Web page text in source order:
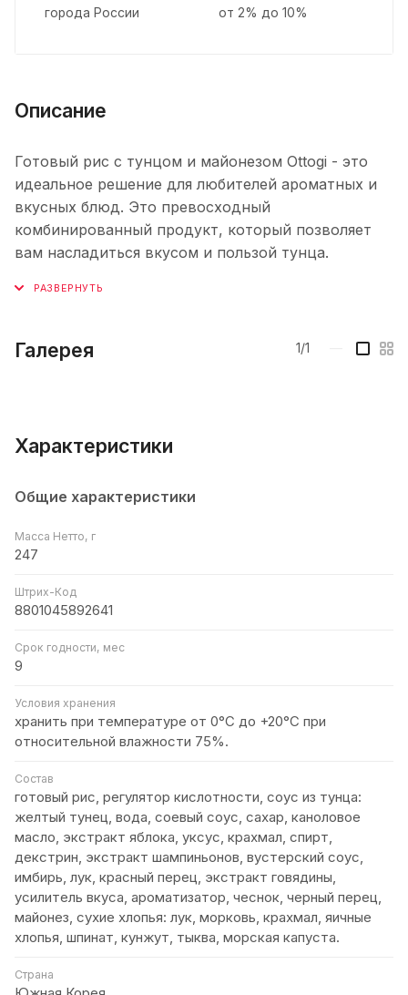
города России
от 2% до 10%
Описание
Готовый рис с тунцом и майонезом Ottogi - это
идеальное решение для любителей ароматных и
вкусных блюд. Это превосходный
комбинированный продукт, который позволяет
вам насладиться вкусом и пользой тунца.
Галерея 1/1
Характеристики
Общие характеристики
Масса Нетто, г
247
Штрих-Код
8801045892641
Срок годности, мес
9
Условия хранения
хранить при температуре от 0°С до +20°C при
относительной влажности 75%.
Состав
готовый рис, регулятор кислотности, соус из тунца:
желтый тунец, вода, соевый соус, сахар, каноловое
масло, экстракт яблока, уксус, крахмал, спирт,
декстрин, экстракт шампиньонов, вустерский соус,
имбирь, лук, красный перец, экстракт говядины,
усилитель вкуса, ароматизатор, чеснок, черный перец,
майонез, сухие хлопья: лук, морковь, крахмал, яичные
хлопья, шпинат, кунжут, тыква, морская капуста.
Страна